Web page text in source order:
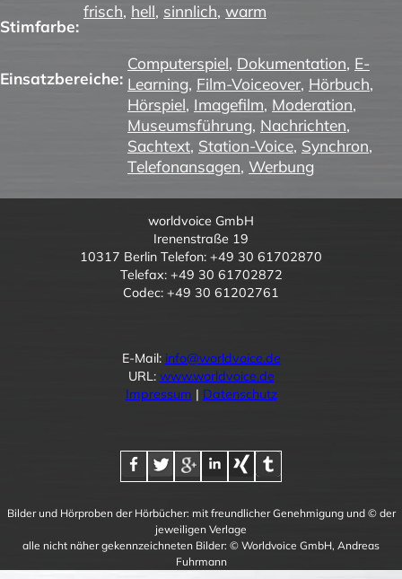
Stimfarbe:
frisch, hell, sinnlich, warm
Einsatzbereiche:
Computerspiel, Dokumentation, E-
Learning, Film-Voiceover, Hörbuch,
Hörspiel, Imagefilm, Moderation,
Museumsführung, Nachrichten,
Sachtext, Station-Voice, Synchron,
Telefonansagen, Werbung
worldvoice GmbH
Irenenstraße 19
10317 Berlin Telefon: +49 30 61702870
Telefax: +49 30 61702872
Codec: +49 30 61202761
E-Mail: info@worldvoice.de
URL: www.worldvoice.de
Impressum | Datenschutz
Bilder und Hörproben der Hörbücher: mit freundlicher Genehmigung und © der
jeweiligen Verlage
alle nicht näher gekennzeichneten Bilder: © Worldvoice GmbH, Andreas
Fuhrmann